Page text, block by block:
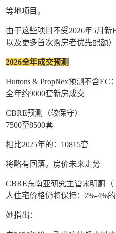
等地项目。
由于这些项目不受2026年5月
以及更多首次购房者优先配额
2026全年成交预测
Huttons & PropNex预测不含EC：
全年约9000套新房成交
CBRE预测（较保守）
7500至8500套
相比2025年的：10815套
将略有回落。房价未来走势
CBRE东南亚研究主管宋明蔚（
人住宅价格仍将保持：2%-4%
她指出：